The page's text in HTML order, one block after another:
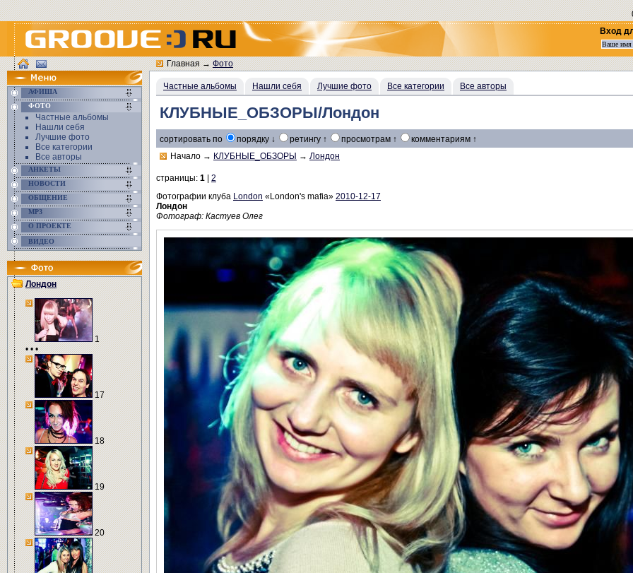
Вход
АФИША
ФОТО
Частные альбомы
Нашли себя
Лучшие фото
Все категории
Все авторы
АНКЕТЫ
НОВОСТИ
ОБЩЕНИЕ
MP3
О ПРОЕКТЕ
ВИДЕО
Лондон
1
• • •
17
18
19
20
Главная→Фото
Частные альбомы Нашли себя Лучшие фото Все категории Все авторы
КЛУБНЫЕ_ОБЗОРЫ/Лондон
сортировать по порядку ↓ ретингу ↑ просмотрам ↑ комментариям ↑
Начало → КЛУБНЫЕ_ОБЗОРЫ → Лондон
страницы: 1
2
Фотографии клуба London «London's mafia» 2010-12-17
Лондон
Фотограф: Кастуев Олег